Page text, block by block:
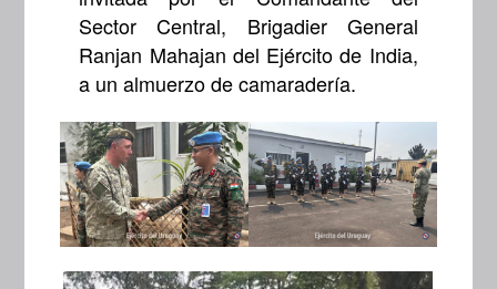
Sector Central, Brigadier General
Ranjan Mahajan del Ejército de India,
a un almuerzo de camaradería.